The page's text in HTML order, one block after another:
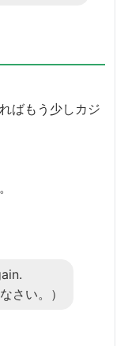
ばもう少しカジ
さい。）